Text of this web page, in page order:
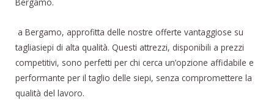
a Bergamo, approfitta delle nostre offerte vantaggiose su
tagliasiepi di alta qualità. Questi attrezzi, disponibili a prezzi
competitivi, sono perfetti per chi cerca un’opzione affidabile e
performante per il taglio delle siepi, senza compromettere la
qualità del lavoro.